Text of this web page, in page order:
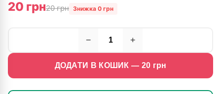
20 грн20 грн Знижка 0 грн
− +
ДОДАТИ В КОШИК — 20 грн